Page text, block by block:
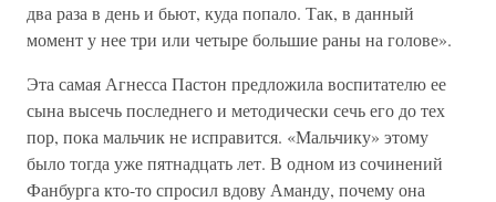
два раза в день и бьют, куда попало. Так, в данный
момент у нее три или четыре большие раны на голове».
Эта самая Агнесса Пастон предложила воспитателю ее
сына высечь последнего и методически сечь его до тех
пор, пока мальчик не исправится. «Мальчику» этому
было тогда уже пятнадцать лет. В одном из сочинений
Фанбурга кто-то спросил вдову Аманду, почему она